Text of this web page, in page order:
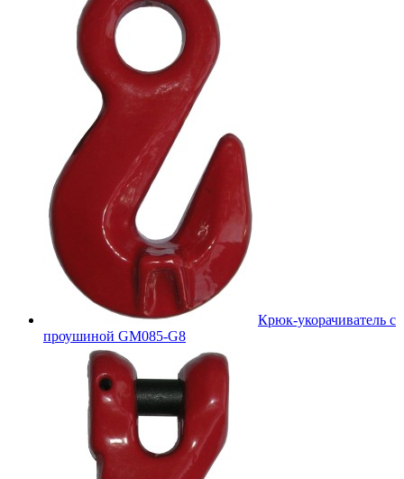
Крюк-укорачиватель с
проушиной GM085-G8